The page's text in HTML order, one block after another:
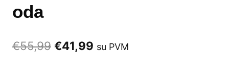
oda
€55,99 Original
€41,99 Current
su PVM